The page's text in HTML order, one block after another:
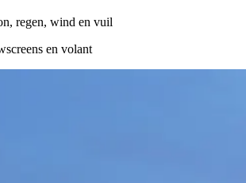
regen, wind en vuil
en volant